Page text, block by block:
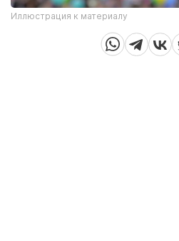
Иллюстрация к материалу